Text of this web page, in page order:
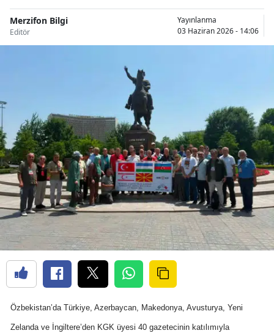
Merzifon Bilgi
Editör
Yayınlanma
03 Haziran 2026 - 14:06
Özbekistan’da Türkiye, Azerbaycan, Makedonya, Avusturya, Yeni
Zelanda ve İngiltere’den KGK üyesi 40 gazetecinin katılımıyla